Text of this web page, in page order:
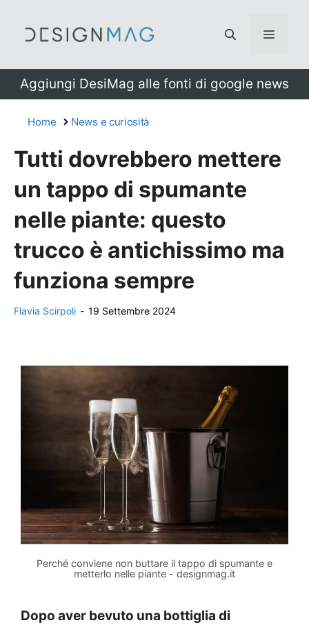
Menu
Aggiungi DesiMag alle fonti di google news
Home News e curiosità
Tutti dovrebbero mettere
un tappo di spumante
nelle piante: questo
trucco è antichissimo ma
funziona sempre
Flavia Scirpoli - 19 Settembre 2024
Perché conviene non buttare il tappo di spumante e
metterlo nelle piante - designmag.it
Dopo aver bevuto una bottiglia di